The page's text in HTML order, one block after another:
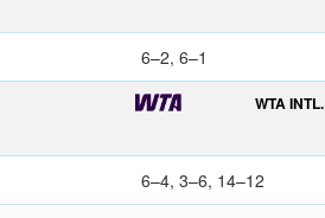
6–2, 6–1
WTA INTL.
6–4, 3–6, 14–12